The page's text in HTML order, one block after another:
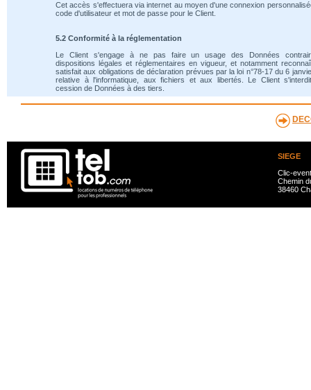
Cet accès s'effectuera via internet au moyen d'une connexion
code d'utilisateur et mot de passe pour le Client.
5.2 Conformité à la réglementation
Le Client s'engage à ne pas faire un usage des Données
dispositions légales et réglementaires en vigueur, et notamment
satisfait aux obligations de déclaration prévues par la loi n°78-17 du 6
relative à l'informatique, aux fichiers et aux libertés. Le Client
cession de Données à des tiers.
SIEGE
Clic-
Chemin
38460